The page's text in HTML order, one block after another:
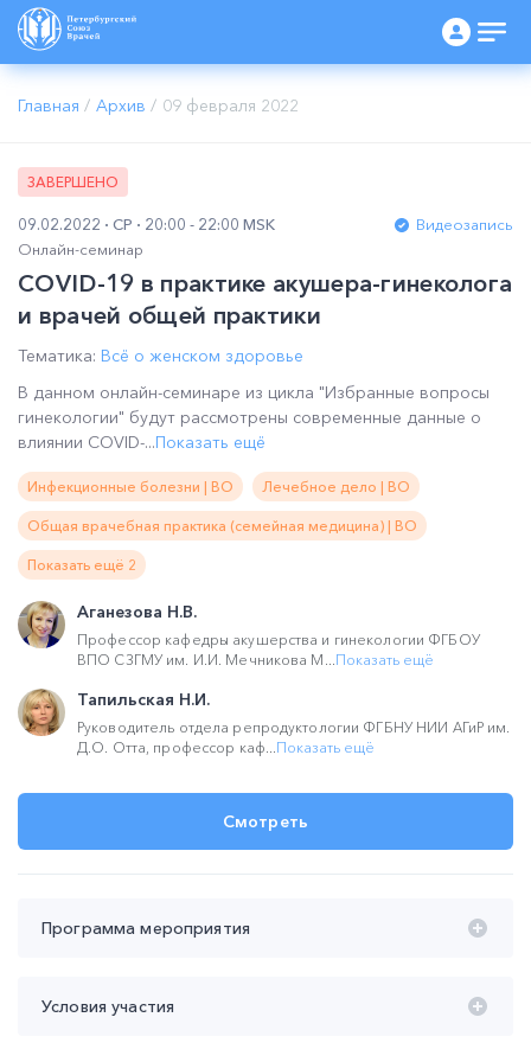
Главная / Архив / 09 февраля 2022
ЗАВЕРШЕНО
09.02.2022 СР 20:00 - 22:00 MSK
Видеозапись
Онлайн-семинар
COVID-19 в практике акушера-гинеколога
и врачей общей практики
Тематика: Всё о женском здоровье
В данном онлайн-семинаре из цикла "Избранные вопросы
гинекологии" будут рассмотрены современные данные о
влиянии COVID-...Показать ещё
Инфекционные болезни | ВО Лечебное дело | ВО
Общая врачебная практика (семейная медицина) | ВО
Показать ещё 2
Аганезова Н.В.
Профессор кафедры акушерства и гинекологии ФГБОУ
ВПО СЗГМУ им. И.И. Мечникова М...Показать ещё
Тапильская Н.И.
Руководитель отдела репродуктологии ФГБНУ НИИ АГиР им.
Д.О. Отта, профессор каф...Показать ещё
Смотреть
Программа мероприятия
Условия участия